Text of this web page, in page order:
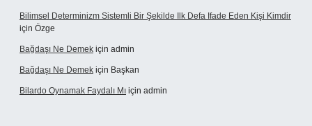
Bilimsel Determinizm Sistemli Bir Şekilde Ilk Defa Ifade Eden Kişi Kimdir
için Özge
Bağdaşı Ne Demek için admin
Bağdaşı Ne Demek için Başkan
Bilardo Oynamak Faydalı Mı için admin